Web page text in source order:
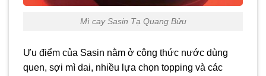
Mì cay Sasin Tạ Quang Bửu
Ưu điểm của Sasin nằm ở công thức nước dùng
quen, sợi mì dai, nhiều lựa chọn topping và các